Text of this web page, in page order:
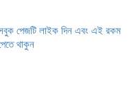
পেজটি লাইক দিন এবং এই রকম
থাকুন